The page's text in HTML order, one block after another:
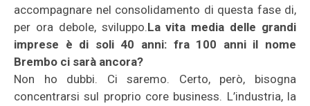
accompagnare nel consolidamento di questa fase di,
per ora debole, sviluppo.La vita media delle grandi
imprese è di soli 40 anni: fra 100 anni il nome
Brembo ci sarà ancora?
Non ho dubbi. Ci saremo. Certo, però, bisogna
concentrarsi sul proprio core business. L’industria, la